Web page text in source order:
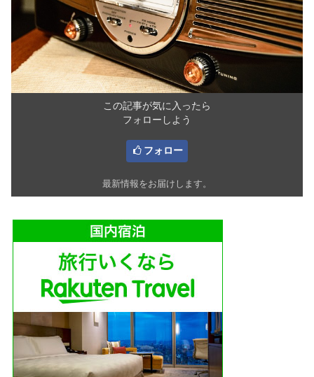
この記事が気に入ったら
フォローしよう
フォロー
最新情報をお届けします。